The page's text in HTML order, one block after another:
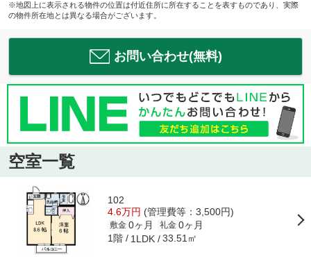
※地図上に表示される物件の位置は付近住所に所在することを表すものであり、実際
の物件所在地とは異なる場合がございます。
お問い合わせ(無料)
空室一覧
102
4.6万円 (管理費等：3,500円)
敷金 0ヶ月 礼金 0ヶ月
1階 1LDK 33.51㎡